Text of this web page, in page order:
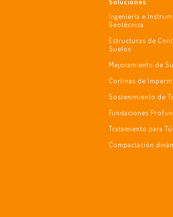
Ingeniería e
Geotécnica
Estructuras de
Suelos
Mejoramiento de
Cortinas de
Sostenimiento de
Fundaciones
Tratamiento para
Compactación